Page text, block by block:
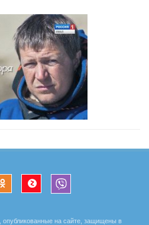
на сайте, защищены в